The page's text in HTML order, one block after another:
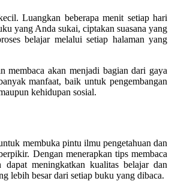
Luangkan beberapa menit setiap hari
yang Anda sukai, ciptakan suasana yang
belajar melalui setiap halaman yang
membaca akan menjadi bagian dari gaya
manfaat, baik untuk pengembangan
kehidupan sosial.
membuka pintu ilmu pengetahuan dan
Dengan menerapkan tips membaca
meningkatkan kualitas belajar dan
lebih besar dari setiap buku yang dibaca.